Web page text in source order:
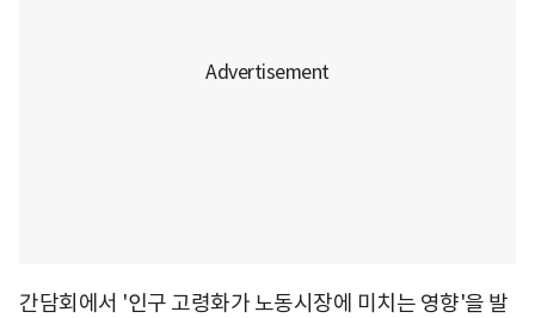
간담회에서 '인구 고령화가 노동시장에 미치는 영향'을 발